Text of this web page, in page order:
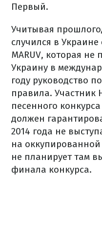
Первый.
Учитывая
случился в
MARUV, которая не
Украину в
году руководство
правила. Участник
песенного
должен
2014 года не
на
не планирует там
финала конкурса.